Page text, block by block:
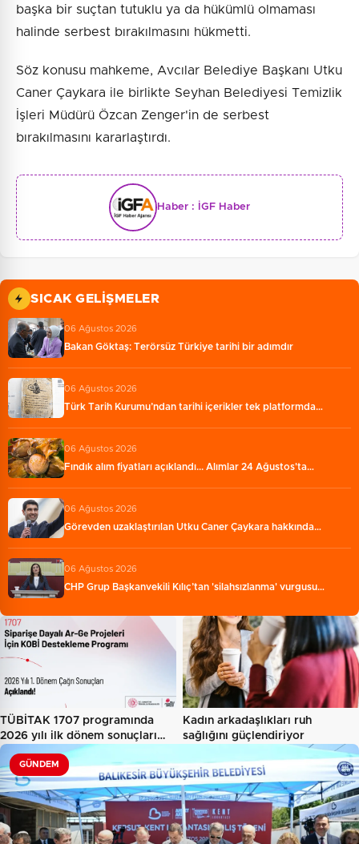
başka bir suçtan tutuklu ya da hükümlü olmaması
halinde serbest bırakılmasını hükmetti.
Söz konusu mahkeme, Avcılar Belediye Başkanı Utku
Caner Çaykara ile birlikte Seyhan Belediyesi Temizlik
İşleri Müdürü Özcan Zenger'in de serbest
bırakılmasını kararlaştırdı.
Haber : İGF Haber
SICAK GELIŞMELER
06 Ağustos 2026
Bakan Göktaş: Terörsüz Türkiye tarihi bir adımdır
06 Ağustos 2026
Türk Tarih Kurumu’ndan tarihi içerikler tek platformda…
06 Ağustos 2026
Fındık alım fiyatları açıklandı... Alımlar 24 Ağustos'ta…
06 Ağustos 2026
Görevden uzaklaştırılan Utku Caner Çaykara hakkında…
06 Ağustos 2026
CHP Grup Başkanvekili Kılıç’tan 'silahsızlanma' vurgusu…
TÜBİTAK 1707 programında
2026 yılı ilk dönem sonuçları…
Kadın arkadaşlıkları ruh
sağlığını güçlendiriyor
GÜNDEM